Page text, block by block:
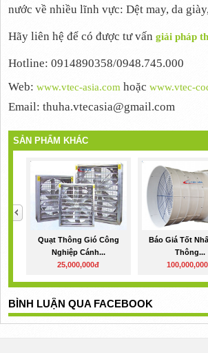
nước về nhiều lĩnh vực: Dệt may, da
Hãy liên hệ để có được tư vấn giải pháp
Hotline: 0914890358/0948.745.000
Web: www.vtec-asia.comhoặc www.vtec-
Email: thuha.vtecasia@gmail.com
SẢN PHẨM KHÁC
Quạt Thông Gió Công
Nghiệp Cánh...
25,000,000đ
Báo Giá Tốt
Thông...
BÌNH LUẬN QUA FACEBOOK